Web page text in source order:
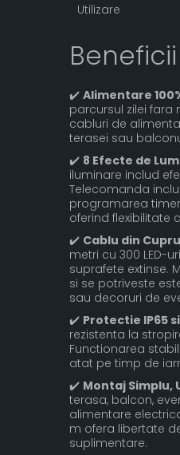
Utilizare
Beneficii
✔️ Alimentare
parcursul zilei fara
cabluri de
terasei sau
✔️ 8 Efecte de
iluminare includ
Telecomanda
programarea
oferind flexibilitate
✔️ Cablu din
metri cu 300 LED-
suprafete extinse.
si se potriveste
sau decoruri de
✔️ Protectie IP65
rezistenta la
Functionarea
atat pe timp de
✔️ Montaj Simplu,
terasa, balcon,
alimentare
m ofera libertate
suplimentare.